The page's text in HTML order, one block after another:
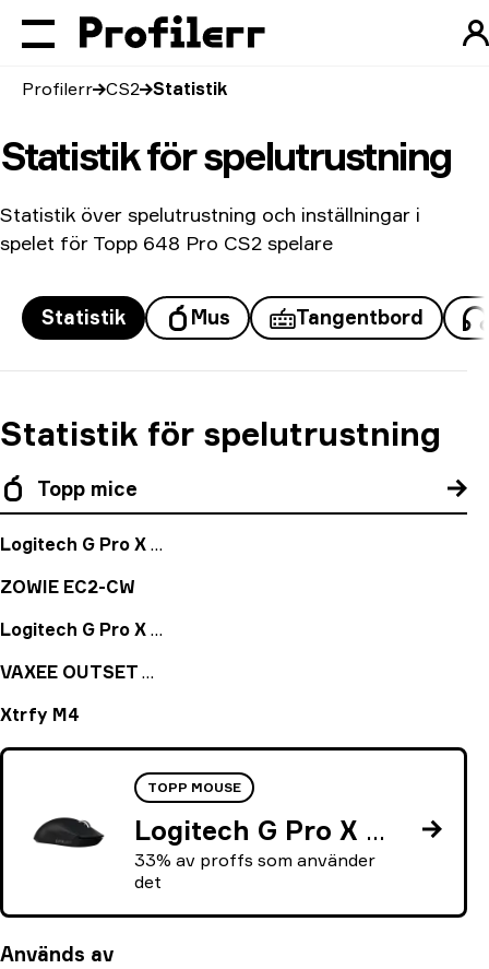
Profilerr CS2 Statistik
Statistik för spelutrustning
Statistik över spelutrustning och inställningar i
spelet för Topp 648 Pro CS2 spelare
Statistik Mus Tangentbord
Statistik för spelutrustning
Topp mice
Logitech G Pro X Superlight Black
ZOWIE EC2-CW
Logitech G Pro X Superlight Magenta
VAXEE OUTSET AX Yellow
Xtrfy M4
TOPP MOUSE
Logitech G Pro X Superlight Black
33% av proffs som använder
det
Används av